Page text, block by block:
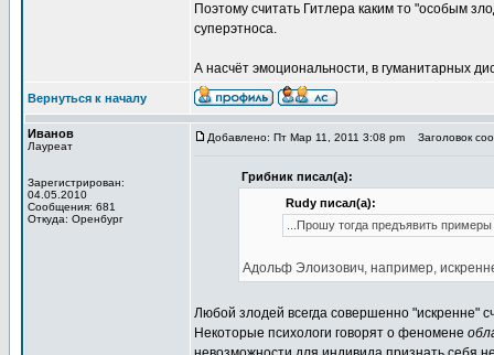
Поэтому считать Гитлера каким то "особым
суперэтноса.
А насчёт эмоциональности, в гуманитарных
Вернуться к началу
Иванов
Лауреат
Зарегистрирован:
04.05.2010
Сообщения: 681
Откуда: Оренбург
Добавлено: Пт Мар 11, 2011 3:08 pm Заголовок
Грибник писал(а):
Rudy писал(а):
...Прошу тогда предъявить
Адольф Элоизович, например,
Любой злодей всегда совершенно "искренне"
Некоторые психологи говорят о феномене